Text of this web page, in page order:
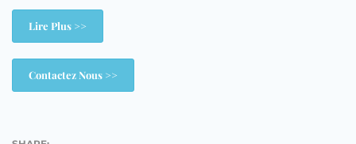
Lire Plus >>
Contactez Nous >>